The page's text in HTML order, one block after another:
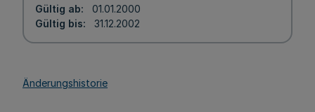
Gültig ab
01.01.2000
Gültig bis
31.12.2002
Änderungshistorie